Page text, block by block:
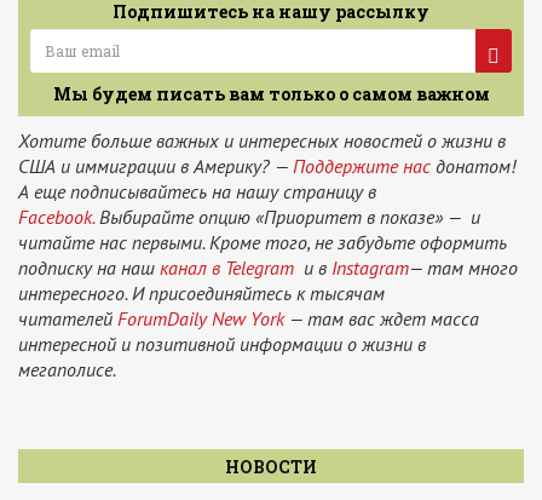
Подпишитесь на нашу рассылку
Мы будем писать вам только о самом важном
Хотите больше важных и интересных новостей о жизни в
США и иммиграции в Америку? — Поддержите нас донатом!
А еще подписывайтесь на нашу страницу в
Facebook.Выбирайте опцию «Приоритет в показе» — и
читайте нас первыми. Кроме того, не забудьте оформить
подписку на наш канал в Telegram и в Instagram— там много
интересного. И присоединяйтесь к тысячам
читателей ForumDaily New York— там вас ждет масса
интересной и позитивной информации о жизни в
мегаполисе.
НОВОСТИ